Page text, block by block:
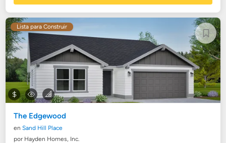
Lista para Construir
The Edgewood
enSand Hill Place
por Hayden Homes, Inc.